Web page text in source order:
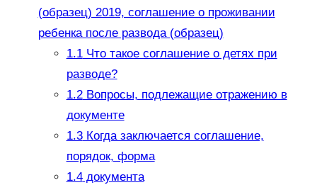
(образец) 2019, соглашение о проживании
ребенка после развода (образец)
1.1Что такое соглашение о детях при
разводе?
1.2Вопросы, подлежащие отражению в
документе
1.3Когда заключается соглашение,
порядок, форма
1.4документа